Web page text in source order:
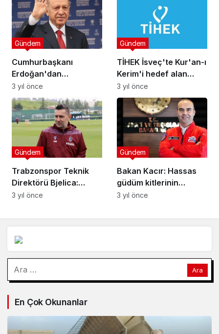
Cumhurbaşkanı
Erdoğan'dan
muhalefete "28 Mayıs"
mesajı
Gündem
3 yıl önce
TİHEK İsveç'te Kur'an-ı
Kerim'i hedef alan
saldırıya ilişkin
açıklama yaptı
Gündem
3 yıl önce
Trabzonspor Teknik
Direktörü Bjelica:
Hedefimiz
etmek
Gündem
3 yıl önce
Bakan Kacır: Hassas
güdüm kitlerinin
SİHA'larda
Gündem
3 yıl önce
En Çok Okunanlar